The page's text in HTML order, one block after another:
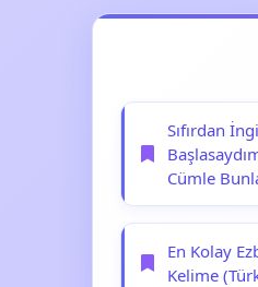
Sıfırdan
Cümle
En Kolay
Kelime